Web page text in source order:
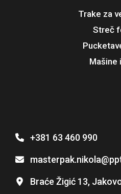
Trake za
Streč
Mašine
+381 63 460 990
Braće Žigić 13,